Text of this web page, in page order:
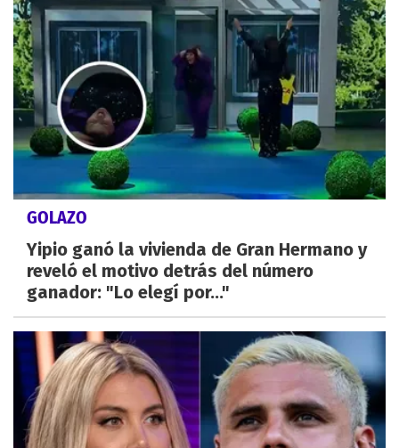
GOLAZO
Yipio ganó la vivienda de Gran Hermano y
reveló el motivo detrás del número
ganador: "Lo elegí por..."